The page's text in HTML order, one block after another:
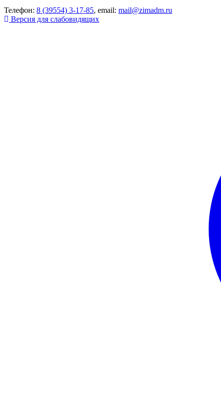
Телефон: 8 (39554) 3-17-85, email: mail@zimadm.ru
Версия для слабовидящих